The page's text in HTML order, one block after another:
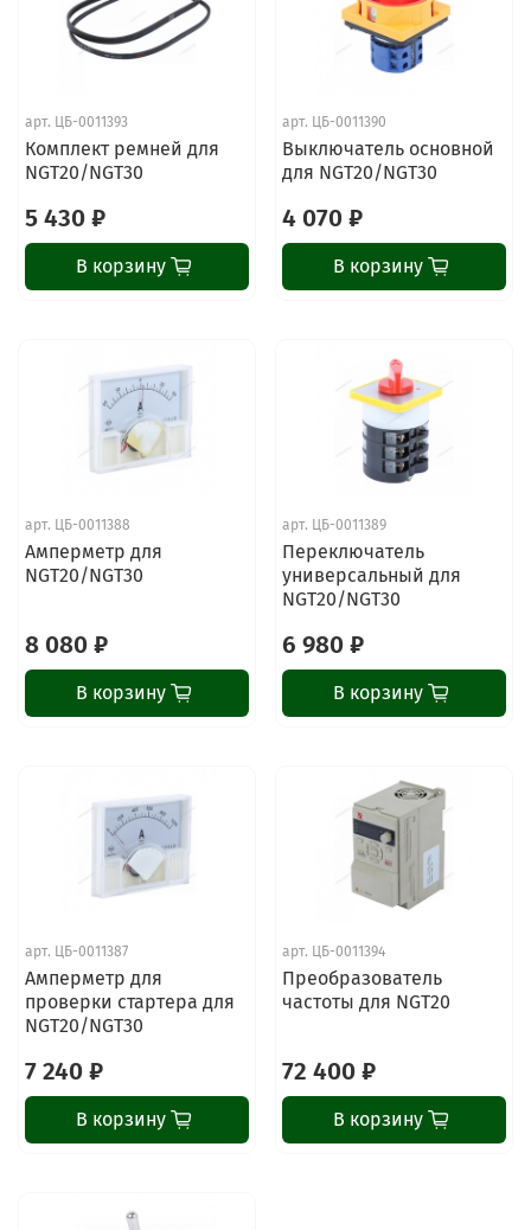
арт. ЦБ-0011393
Комплект ремней для
NGT20/NGT30
5 430 ₽
В корзину
арт. ЦБ-0011390
Выключатель основной
для NGT20/NGT30
4 070 ₽
В корзину
арт. ЦБ-0011388
Амперметр для
NGT20/NGT30
8 080 ₽
В корзину
арт. ЦБ-0011389
Переключатель
универсальный для
NGT20/NGT30
6 980 ₽
В корзину
арт. ЦБ-0011387
Амперметр для
проверки стартера для
NGT20/NGT30
7 240 ₽
В корзину
арт. ЦБ-0011394
Преобразователь
частоты для NGT20
72 400 ₽
В корзину